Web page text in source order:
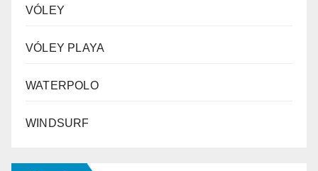
VÓLEY
VÓLEY PLAYA
WATERPOLO
WINDSURF